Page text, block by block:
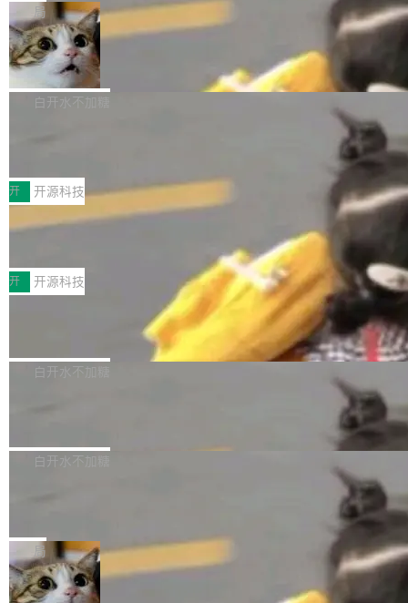
一在人才争夺战中失血的公司。六月，Google
连失两员大将：Noam Shazeer 去了 Op...
er HE-AAC 960 解码 (DAB+) transpose_cuda
filter 添加 AMF Frame Rate Converter (vf_frc
_amf) filter SMPTE 2094-50 元数据支持和直
通 ProRes RAW VideoToolbox 硬件加速器 AP
V ...
Code 在 X 上发帖：「DeepSeek Flash did 8T
tokens on August 1st. 5T of free usage + 3T
on OpenCode Go.」79.8 万次浏览，连带着 #
DeepSeek一天消耗了8万亿# 上了微博热搜——
注意这是 OpenCode 一家的消耗。 OpenCode
不完。」5T 来自免费额度，3T 来自 Go...
局
NetBSD 11.0 正式发布
NetBSD 11.0 现已正式发布，这是 NetBSD 操
作系统的第十八个主要版本。 自 NetBSD 10.1
ve JH71XX 的设备，例如 VisionFive 2、PINE
64 STAR64，以及 QEMU。 增强了对 POSIX.1
-2024 和 C23 编程接口标准的兼容性。 compat
_linux(8) 增强了对 Linux 系统调用的支持，包
括 epoll（围绕 kqueue 实现）、POSIX 消息队
列、...
白开水不加糖
案
享会在上海举办。鸿蒙生态的全场景智慧营销平
台鲸鸿动能协同华为游戏中心，面向游戏行业开
发者及生态伙伴，系统呈现了平台在游戏领域的
完整能力版图——从IAP高价值用户的全周期经
营、到IAA游戏的“买变一体”正循环、再到联运与
广告协同的全链路经营闭环，以及面向全球市场
的出海增长布局。 华为终端云业务商业化销售负
责人在开场致辞中表示，游戏开发者的核心诉求
已不再是“多一个投放渠道”，而是一套能够持续
高质量游戏...
开 开源科技
技嘉X3D系列再添新成员 B850 AORU
面向AMD Ryzen X3D处理器玩家，技嘉X3D系
列主板阵容迎来新成员——B850 AORUS ELITE
X3D。作为面向主流高性能平台打造的全新主板
产品，B850 AORUS ELITE X3D延续技嘉在X3
D平台优化上的技术积累，旨在为游戏玩家带来
更稳定、更高效的装机选择。 B850 AORUS ELI
式2.0，可根据不同使用场景释放处理器潜力，
开 开源科技
Zadig v5.0 发布：AI 发布专员与 AI 审
我们团队这几天最大的卡点不是 AI 写得不够
好，是 AI 写得太好了。 好到审查排期从两天的
过 1528 名开发者，85% 说 AI 把瓶颈从写代码
白开水不加糖
数据库，有一个图形后端。作为一个原生的 Gra
布，具体更新内容包括： feat(zero)：Zero 现
支持 --security superflag（token=...;whitelist
=...），与 Alpha 版本的格式一致，并据此对其
白开水不加糖
块钱的玩意儿——一根小竹签，一个竹筒，一头
系着涂了松香的线。甩起来，竹膜震动，发出“哇
——哇”的蝉鸣声。实物越来越难找了，有开发者
局
30倍效率升级：解锁医学影像数据要素